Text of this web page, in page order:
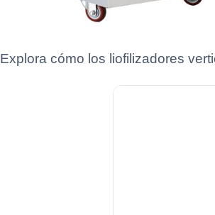
Explora cómo los liofilizadores